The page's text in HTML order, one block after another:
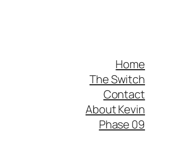
Home
The Switch
Contact
About Kevin
Phase 09